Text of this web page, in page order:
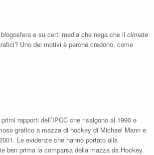
e su certi media che nega che il climate
Uno dei motivi è perché credono, come
rapporti dell’IPCC che risalgono al 1990 e
grafico a mazza di hockey di Michael Mann e
Le evidenze che hanno portato alla
ben prima la comparsa della mazza da Hockey.